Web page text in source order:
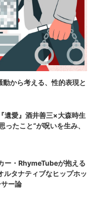
から考える、性的表現と
遺愛』酒井善三×大森時生
ったこと“が呪いを生み、
ー・RhymeTubeが抱える
タナティブなヒップホッ
ー論